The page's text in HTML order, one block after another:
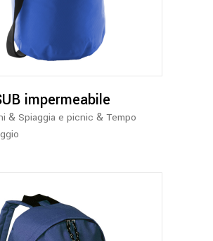
varianti.
Le
opzioni
possono
essere
prodotto
impermeabile
& Spiaggia e picnic & Tempo